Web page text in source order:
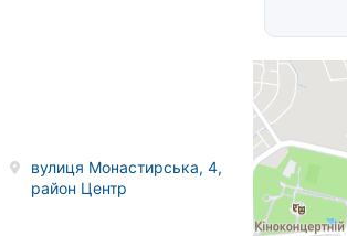
вулиця Монастирська, 4,
район Центр